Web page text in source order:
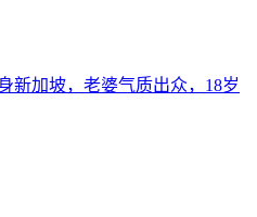
新加坡，老婆气质出众，18岁